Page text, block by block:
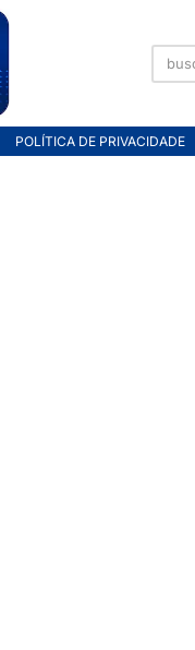
POLÍTICA DE PRIVACIDADE